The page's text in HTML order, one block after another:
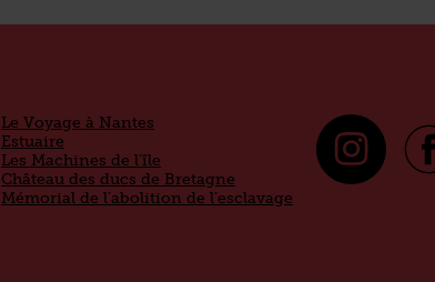
Le Voyage à Nantes
Estuaire
Les Machines de l’île
Château des ducs de Bretagne
Mémorial de l’abolition de l’esclavage